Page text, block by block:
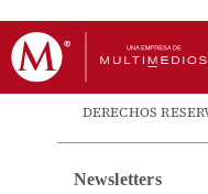
DERECHOS
Newsletters